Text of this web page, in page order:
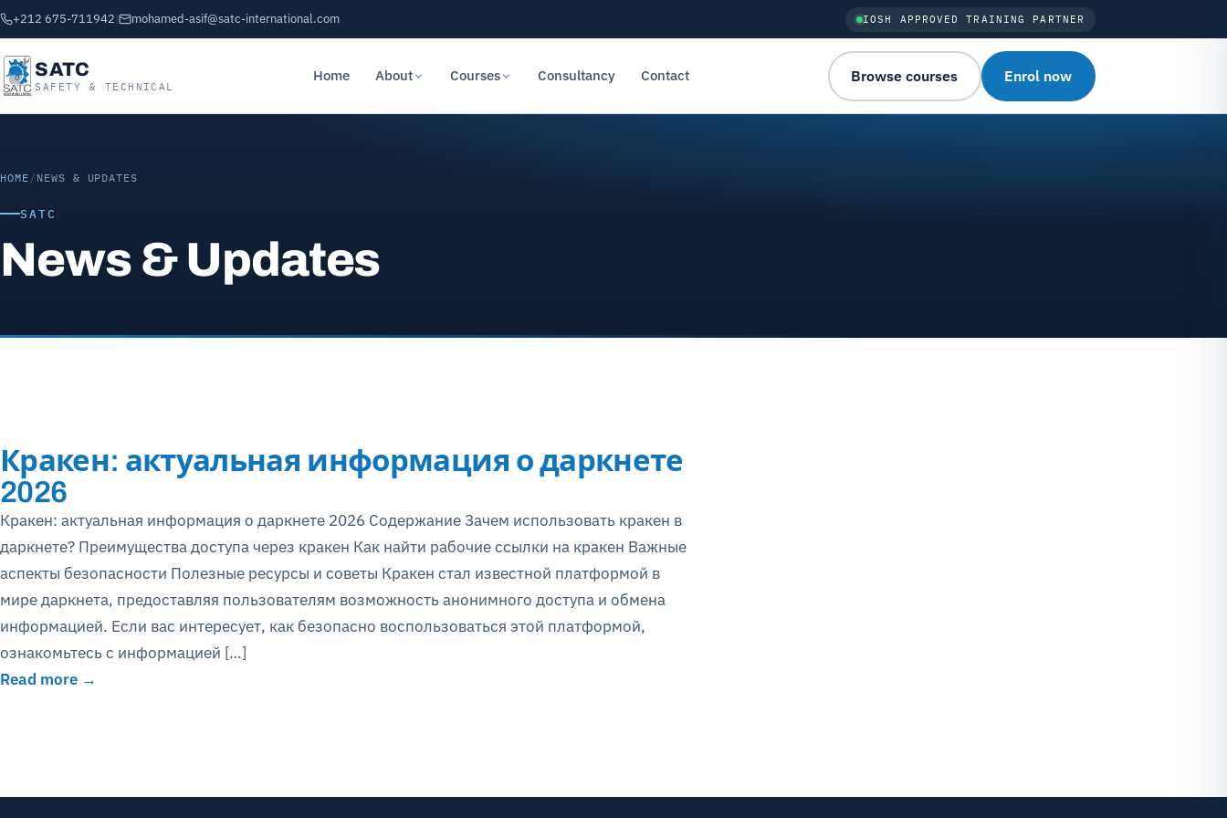
+212 675-711942 mohamed-asif@satc-international.com IOSH APPROVED TRAINING PARTNER
SATC
SAFETY & TECHNICAL
Home About Courses Consultancy Contact Browse courses Enrol now
HOME / NEWS & UPDATES
SATC
News & Updates
Кракен: актуальная информация о даркнете
2026
Кракен: актуальная информация о даркнете 2026 Содержание Зачем использовать кракен в
даркнете? Преимущества доступа через кракен Как найти рабочие ссылки на кракен Важные
аспекты безопасности Полезные ресурсы и советы Кракен стал известной платформой в
мире даркнета, предоставляя пользователям возможность анонимного доступа и обмена
информацией. Если вас интересует, как безопасно воспользоваться этой платформой,
ознакомьтесь с информацией […]
Read more →